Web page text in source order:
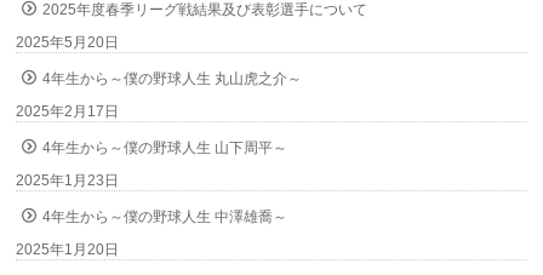
2025年度春季リーグ戦結果及び表彰選手について
2025年5月20日
4年生から～僕の野球人生 丸山虎之介～
2025年2月17日
4年生から～僕の野球人生 山下周平～
2025年1月23日
4年生から～僕の野球人生 中澤雄喬～
2025年1月20日